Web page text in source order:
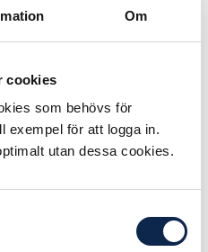
Om
cookies
som behövs för
exempel för att logga in.
utan dessa cookies.
om
eller annan
frågorna måste
hela tiden
bara inom
trakasserier